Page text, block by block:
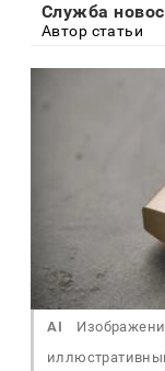
Служба
Автор статьи
AI